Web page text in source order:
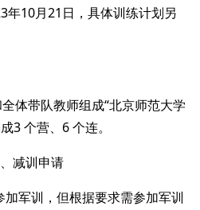
年10月21日，具体训练计划另
体带队教师组成“北京师范大学
3 个营、6 个连。
减训申请
军训，但根据要求需参加军训